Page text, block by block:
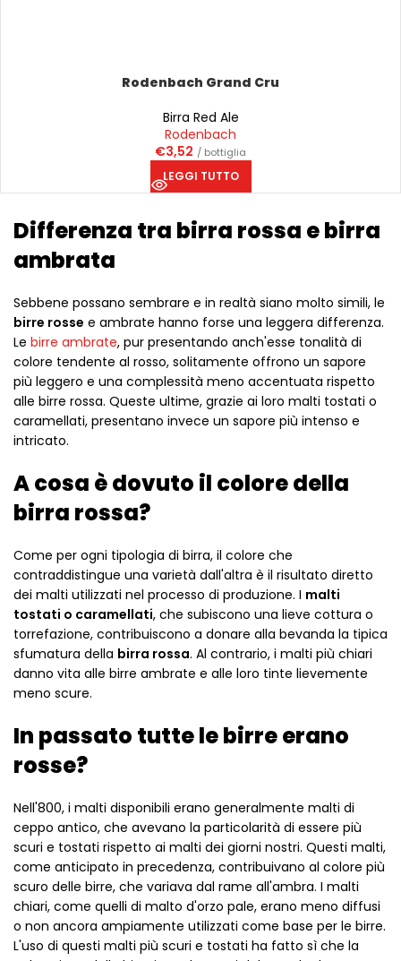
Rodenbach Grand Cru
Birra Red Ale
Rodenbach
€3,52 / bottiglia
LEGGI TUTTO
Differenza tra birra rossa e birra
ambrata
Sebbene possano sembrare e in realtà siano molto simili, le
birre rosse e ambrate hanno forse una leggera differenza.
Le birre ambrate, pur presentando anch'esse tonalità di
colore tendente al rosso, solitamente offrono un sapore
più leggero e una complessità meno accentuata rispetto
alle birre rossa. Queste ultime, grazie ai loro malti tostati o
caramellati, presentano invece un sapore più intenso e
intricato.
A cosa è dovuto il colore della
birra rossa?
Come per ogni tipologia di birra, il colore che
contraddistingue una varietà dall'altra è il risultato diretto
dei malti utilizzati nel processo di produzione. I malti
tostati o caramellati, che subiscono una lieve cottura o
torrefazione, contribuiscono a donare alla bevanda la tipica
sfumatura della birra rossa. Al contrario, i malti più chiari
danno vita alle birre ambrate e alle loro tinte lievemente
meno scure.
In passato tutte le birre erano
rosse?
Nell'800, i malti disponibili erano generalmente malti di
ceppo antico, che avevano la particolarità di essere più
scuri e tostati rispetto ai malti dei giorni nostri. Questi malti,
come anticipato in precedenza, contribuivano al colore più
scuro delle birre, che variava dal rame all'ambra. I malti
chiari, come quelli di malto d'orzo pale, erano meno diffusi
o non ancora ampiamente utilizzati come base per le birre.
L'uso di questi malti più scuri e tostati ha fatto sì che la